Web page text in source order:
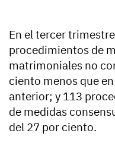
En el tercer
procedimientos de
matrimoniales no
ciento menos que
anterior; y 113
de medidas
del 27 por ciento.